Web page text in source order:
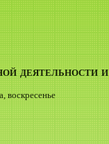
ДЕЯТЕЛЬНОСТИ И
воскресенье